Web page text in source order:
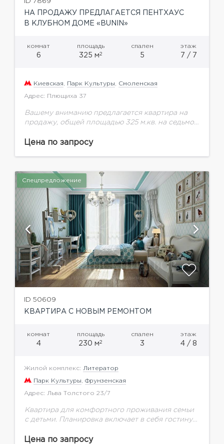
ID 7869
НА ПРОДАЖУ ПРЕДЛАГАЕТСЯ ПЕНТХАУС
В КЛУБНОМ ДОМЕ «BUNIN»
комнат
6
площадь
325 м2
спален
5
этаж
7 / 7
Киевская, Парк Культуры, Смоленская
Адрес: Плющиха 37
Вашему вниманию предлагается квартира на
продажу, общей площадью 325 м.кв. на седьмом
представляет собой проект комплексной
Цена по запросу
Спецпредложение
ID 50609
КВАРТИРА С НОВЫМ РЕМОНТОМ
комнат
4
площадь
230 м2
спален
3
этаж
4 / 8
Жилой комплекс: Литератор
Парк Культуры, Фрунзенская
Адрес: Льва Толстого 23/7
Квартира для комфортного проживания семьи
с детьми. Планировка включает в себя гостиную,
комнатами, есть гардеробные.Жилой комплекс
Цена по запросу